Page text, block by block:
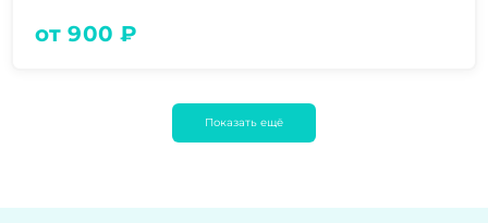
от 900 ₽
Показать ещё